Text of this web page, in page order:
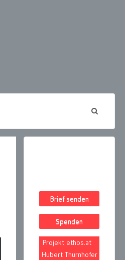
Brief senden
Spenden
Projekt ethos.at
Hubert Thurnhofer